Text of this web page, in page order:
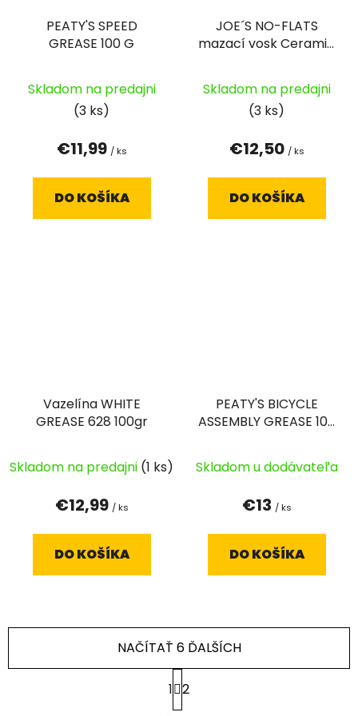
PEATY'S SPEED
GREASE 100 G
Skladom na predajni
(3 ks)
€11,99 / ks
DO KOŠÍKA
JOE´S NO-FLATS
mazací vosk Ceramic
Skladom na predajni
(3 ks)
€12,50 / ks
DO KOŠÍKA
Vazelína WHITE
GREASE 628 100gr
Skladom na predajni (1 ks)
€12,99 / ks
DO KOŠÍKA
PEATY'S BICYCLE
ASSEMBLY GREASE 100
Skladom u dodávateľa
€13 / ks
DO KOŠÍKA
O
NAČÍTAŤ 6 ĎALŠÍCH
S
t
r
1 2